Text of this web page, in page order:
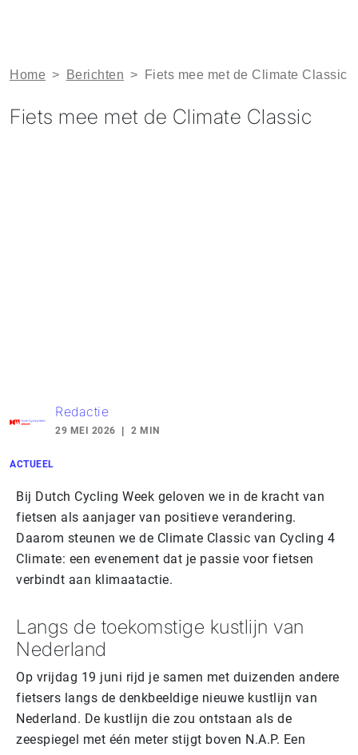
Home > Berichten > Fiets mee met de Climate Classic
Fiets mee met de Climate Classic
Redactie
29 MEI 2026 2 MIN
ACTUEEL
Bij Dutch Cycling Week geloven we in de kracht van
fietsen als aanjager van positieve verandering.
Daarom steunen we de Climate Classic van Cycling 4
Climate: een evenement dat je passie voor fietsen
verbindt aan klimaatactie.
Langs de toekomstige kustlijn van
Nederland
Op vrijdag 19 juni rijd je samen met duizenden andere
fietsers langs de denkbeeldige nieuwe kustlijn van
Nederland. De kustlijn die zou ontstaan als de
zeespiegel met één meter stijgt boven N.A.P. Een